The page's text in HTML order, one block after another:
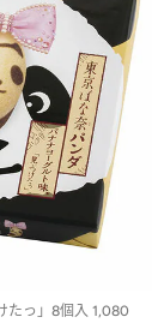
たっ」8個入 1,080